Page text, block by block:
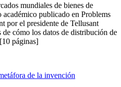
mundiales de bienes de
publicado en Problems
por el presidente de Tellusant
cómo los datos de distribución de
páginas]
de la invención